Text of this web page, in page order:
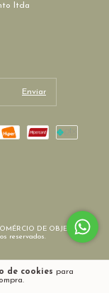
de cookies para
ltda
DE OBJETOS
reservados.